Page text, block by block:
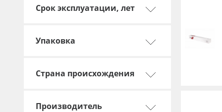
Срок эксплуатации, лет
Упаковка
Страна происхождения
Производитель